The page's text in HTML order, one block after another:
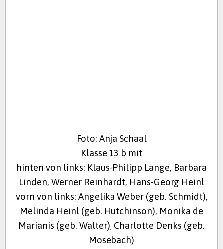
Foto: Anja Schaal
Klasse 13 b mit
hinten von links: Klaus-Philipp Lange, Barbara
Linden, Werner Reinhardt, Hans-Georg Heinl
vorn von links: Angelika Weber (geb. Schmidt),
Melinda Heinl (geb. Hutchinson), Monika de
Marianis (geb. Walter), Charlotte Denks (geb.
Mosebach)